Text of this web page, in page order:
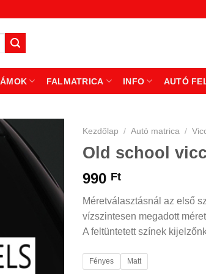
FALMATRICA INFO AUTÓ
Kezdőlap / Autó matrica /
Old school
990 Ft
Méretválasztásnál az első
vízszintesen megadott
A feltüntetett színek
Fényes Matt